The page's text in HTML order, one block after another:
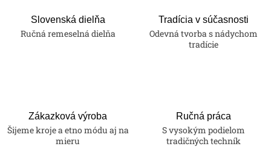
Slovenská dielňa
Ručná remeselná dielňa
Tradícia v súčasnosti
Odevná tvorba s nádychom
tradície
Zákazková výroba
Šijeme kroje a etno módu aj na
mieru
Ručná práca
S vysokým podielom
tradičných techník